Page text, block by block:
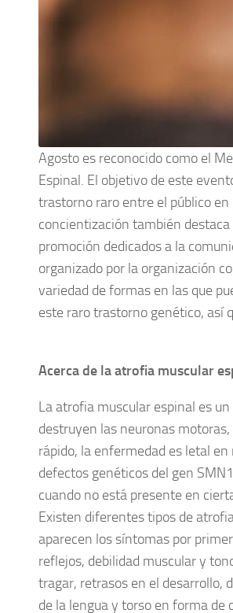
Agosto es reconocido como el
Espinal. El objetivo de este
trastorno raro entre el público
concientización también
promoción dedicados a la
organizado por la organización
variedad de formas en las que
este raro trastorno genético, así
Acerca de la atrofia muscular
La atrofia muscular espinal es
destruyen las neuronas
rápido, la enfermedad es letal
defectos genéticos del gen
cuando no está presente en
Existen diferentes tipos de
aparecen los síntomas por
reflejos, debilidad muscular y
tragar, retrasos en el desarrollo,
de la lengua y torso en forma